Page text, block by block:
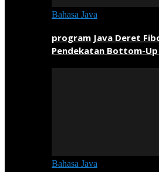
Bahasa Java
program Java Deret
Pendekatan Bottom-
Bahasa Java